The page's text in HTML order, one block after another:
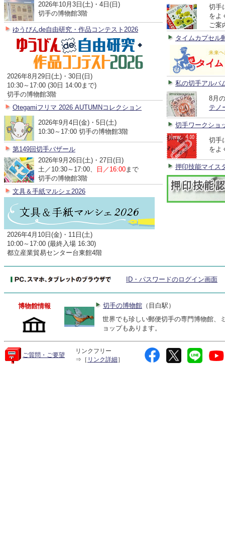
2026年10月3日(土)・4日(日)
切手の博物館3階
ゆうびんde自由研究・作品コンテスト2026
2026年8月29日(土)・30日(日)
10:30～17:00 (30日 14:00まで)
切手の博物館3階
Otegamiフリマ 2026 AUTUMNコレクション
2026年9月4日(金)・5日(土)
10:30～17:00 切手の博物館3階
第149回切手バザール
2026年9月26日(土)・27日(日)
土／10:30～17:00、
日／16:00まで
切手の博物館3階
文具＆手紙マルシェ2026
2026年4月10日(金)・11日(土)
10:00～17:00 (最終入場 16:30)
都立産業貿易センター台東館4階
切手
をよ
ご案
タイムカプセル
私の切手アルバ
8月
テノ
切手ワークショ
切手
をよ
押印技能マイス
ID・パスワードのログイン画面
博物館情報 切手の博物館 （目白駅）
世界でも珍しい郵便切手の専門博物館、
ョップもあります。
ご質問・ご要望
リンクフリー
⇒［ リンク詳細 ］